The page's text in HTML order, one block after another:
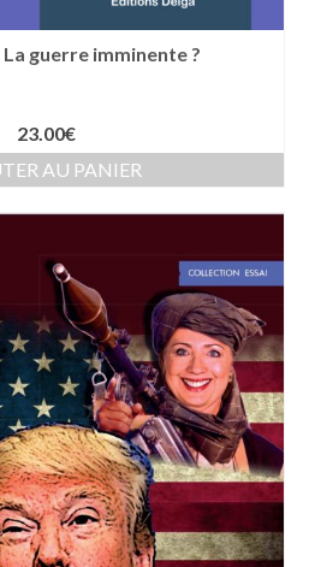
La guerre imminente ?
23.00€
AU PANIER